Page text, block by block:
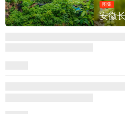
图集
安徽长丰：葡萄丰收采摘忙